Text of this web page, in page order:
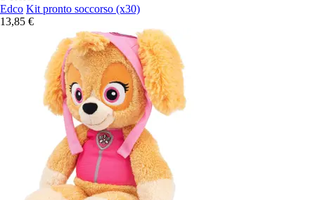
Edco Kit pronto soccorso (x30)
13,85 €